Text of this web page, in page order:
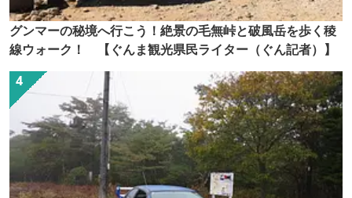
グンマーの秘境へ行こう！絶景の毛無峠と破風岳を歩く稜
線ウォーク！ 【ぐんま観光県民ライター（ぐん記者）】